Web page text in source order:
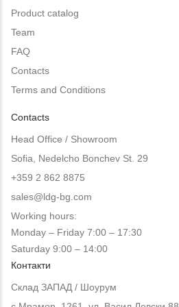
Product catalog
Team
FAQ
Contacts
Terms and Conditions
Contacts
Head Office / Showroom
Sofia, Nedelcho Bonchev St. 29
+359 2 862 8875
sales@ldg-bg.com
Working hours:
Monday – Friday 7:00 – 17:30
Saturday 9:00 – 14:00
Контакти
Склад ЗАПАД / Шоурум